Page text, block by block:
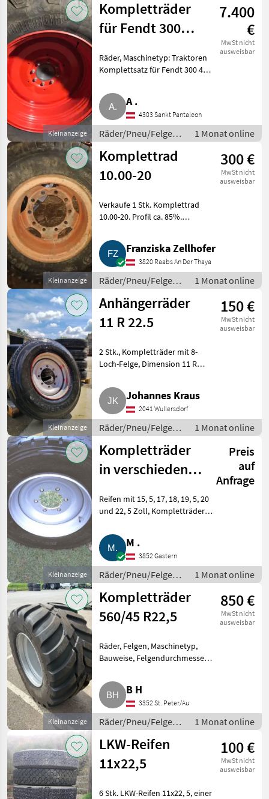
Kleinanzeige
Kompletträder
für Fendt 300
600/65R38
7.400
€
MwSt nicht
ausweisbar
Räder, Maschinetyp: Traktoren
Komplettsatz für Fendt 300 400
540/65R24, 600/65R38, mit 80 %
Profil, wegen Umbereifung
abzugeben. Räder/Pneu/F
A .
4303 Sankt Pantaleon
Räder/Pneu/Felgen /
Kompletträder
1 Monat online
Kleinanzeige
Komplettrad
10.00-20
300 €
MwSt nicht
ausweisbar
Verkaufe 1 Stk. Komplettrad
10.00-20. Profil ca. 85%.
Kompletträder
Franziska Zellhofer
3820 Raabs An Der Thaya
Räder/Pneu/Felgen /
Kompletträder
1 Monat online
Kleinanzeige
Anhängerräder
11 R 22.5
150 €
MwSt nicht
ausweisbar
2 Stk., Kompletträder mit 8-
Loch-Felge, Dimension 11 R
Räder/Pneu/Felgen
KompletträderJohannes Kraus
2041 Wullersdorf
Räder/Pneu/Felgen /
Kompletträder
1 Monat online
Kleinanzeige
Kompletträder
in verschiedenen
bzw. nur Reifen
Preis
auf
Anfrage
Reifen mit 15, 5, 17, 18, 19, 5, 20
und 22, 5 Zoll, Kompletträder
nur Reifen ohne Felge
abzugeben, Breitreifen, diverse
Kipperreifen s
M .
3852 Gastern
Räder/Pneu/Felgen /
Kompletträder
1 Monat online
Kleinanzeige
Kompletträder
560/45 R22,5
850 €
MwSt nicht
ausweisbar
Räder, Felgen, Maschinetyp,
Bauweise, Felgendurchmesser
560/45 R22, 5 inkl. Felge, 8-Loch
(221/275 Standard-
Radanschluss), ET-50,
Lochdurchm
B H
3352 St. Peter/Au
Räder/Pneu/Felgen /
Kompletträder
1 Monat online
LKW-Reifen
11x22,5
100 €
MwSt nicht
ausweisbar
6 Stk. LKW-Reifen 11x22, 5, einer